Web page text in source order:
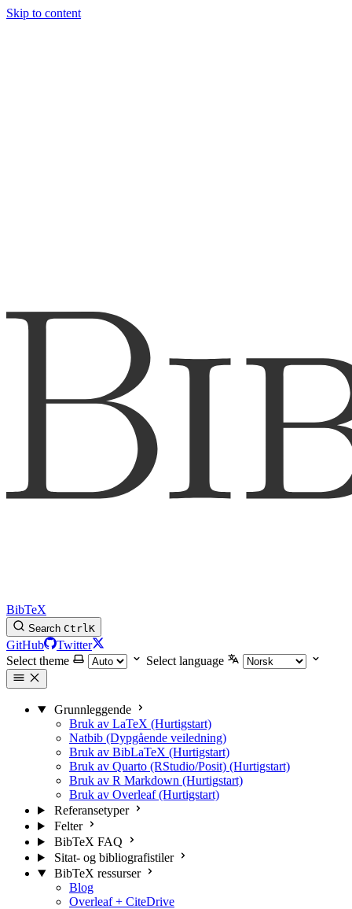
Skip to content
BibTeX
Search CtrlK
GitHub
Twitter
Select theme
Select language
Grunnleggende
Bruk av LaTeX (Hurtigstart)
Natbib (Dypgående veiledning)
Bruk av BibLaTeX (Hurtigstart)
Bruk av Quarto (RStudio/Posit) (Hurtigstart)
Bruk av R Markdown (Hurtigstart)
Bruk av Overleaf (Hurtigstart)
Referansetyper
Felter
BibTeX FAQ
Sitat- og bibliografistiler
BibTeX ressurser
Blog
Overleaf + CiteDrive